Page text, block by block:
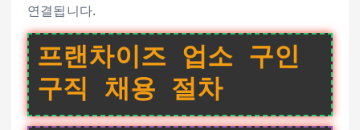
연결됩니다.
프랜차이즈 업소 구인
구직 채용 절차